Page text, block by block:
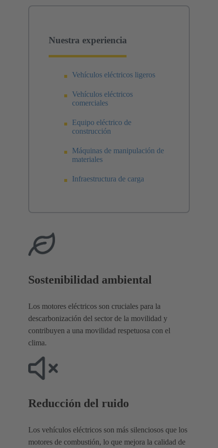
Nuestra experiencia
Vehículos eléctricos ligeros
Vehículos eléctricos
comerciales
Equipo eléctrico de
construcción
Máquinas de manipulación de
materiales
Infraestructura de carga
Sostenibilidad ambiental
Los motores eléctricos son cruciales para la
descarbonización del sector de la movilidad y
contribuyen a una movilidad respetuosa con el
clima.
Reducción del ruido
Los vehículos eléctricos son más silenciosos que los
motores de combustión, lo que mejora la calidad de